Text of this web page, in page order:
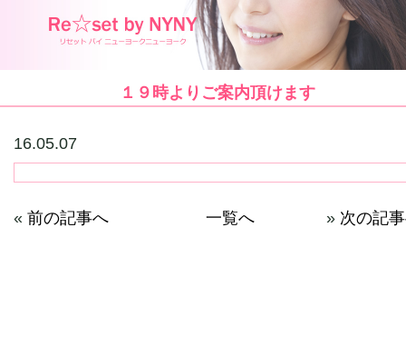
１９時よりご案内頂けます
16.05.07
« 前の記事へ 一覧へ » 次の記